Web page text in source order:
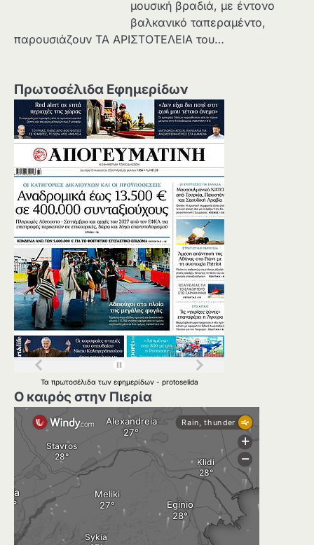
μουσική βραδιά, με έντονο
βαλκανικό ταπεραμέντο,
παρουσιάζουν ΤΑ ΑΡΙΣΤΟΤΕΛΕΙΑ του…
Πρωτοσέλιδα Εφημερίδων
Τα πρωτοσέλιδα των εφημερίδων - protoselida
Ο καιρός στην Πιερία